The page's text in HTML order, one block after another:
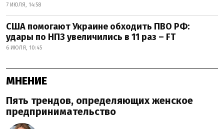
7 ИЮЛЯ, 14:58
США помогают Украине обходить ПВО РФ:
удары по НПЗ увеличились в 11 раз – FT
6 ИЮЛЯ, 10:45
МНЕНИЕ
Пять трендов, определяющих женское
предпринимательство